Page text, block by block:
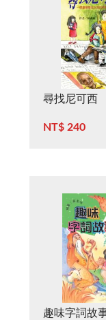
尋找尼可西
NT$ 240
趣味字詞故